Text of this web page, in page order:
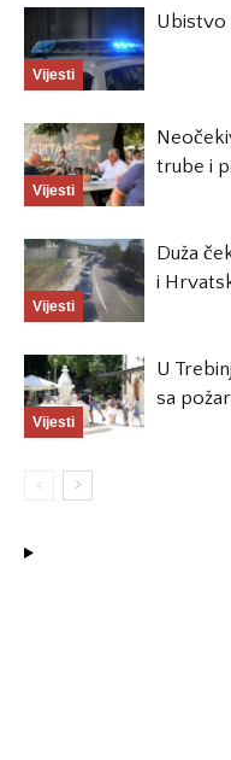
Vijesti
Ubistvo
Vijesti
trube i
Vijesti
Duža
i
Vijesti
U
sa